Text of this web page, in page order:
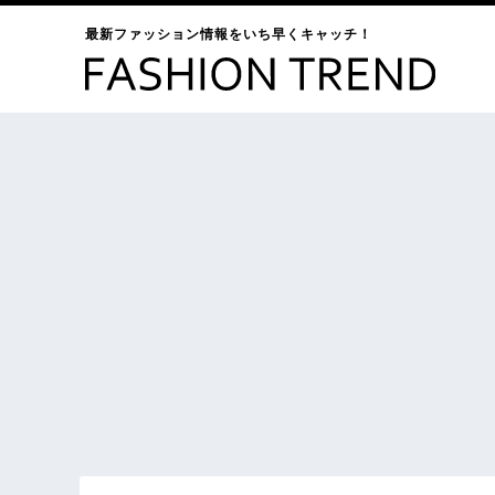
最新ファッション情報をいち早くキャッチ！